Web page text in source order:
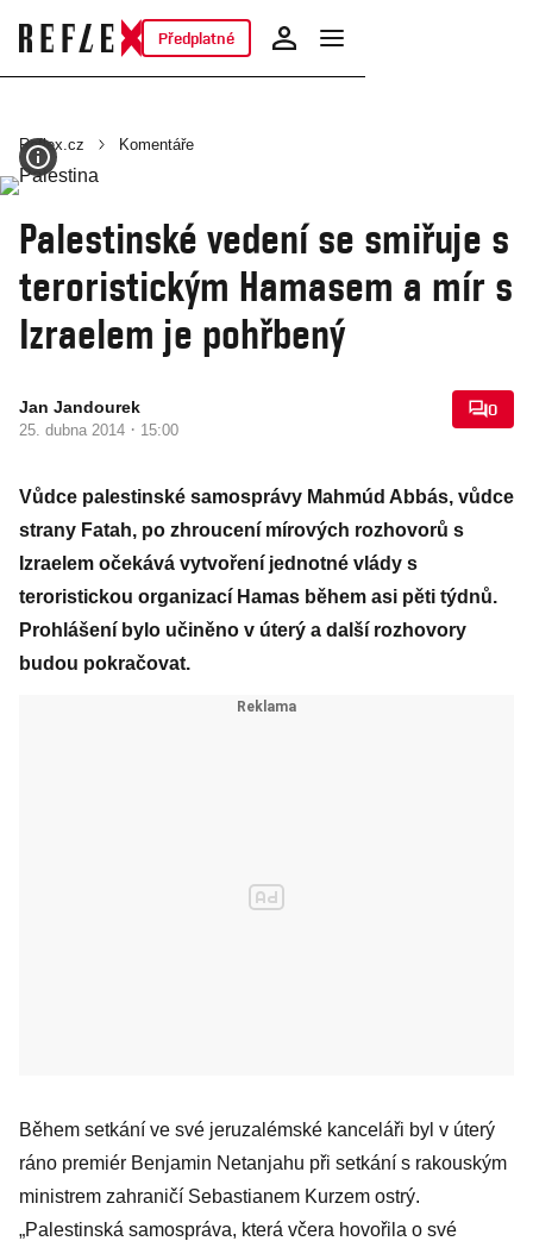
Předplatné
Reflex.cz Komentáře
Palestinské vedení se smiřuje s
teroristickým Hamasem a mír s
Izraelem je pohřbený
Jan Jandourek
25. dubna 2014 · 15:00
0
Vůdce palestinské samosprávy Mahmúd Abbás, vůdce
strany Fatah, po zhroucení mírových rozhovorů s
Izraelem očekává vytvoření jednotné vlády s
teroristickou organizací Hamas během asi pěti týdnů.
Prohlášení bylo učiněno v úterý a další rozhovory
budou pokračovat.
Během setkání ve své jeruzalémské kanceláři byl v úterý
ráno premiér Benjamin Netanjahu při setkání s rakouským
ministrem zahraničí Sebastianem Kurzem ostrý.
„Palestinská samospráva, která včera hovořila o své